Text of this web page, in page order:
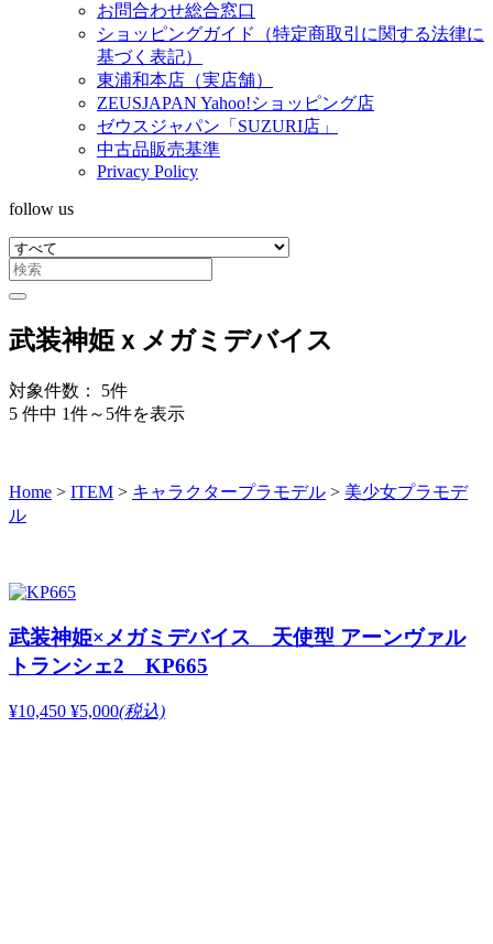
お問合わせ総合窓口
ショッピングガイド（特定商取引に関する法律に
基づく表記）
東浦和本店（実店舗）
ZEUSJAPAN Yahoo!ショッピング店
ゼウスジャパン「SUZURI店」
中古品販売基準
Privacy Policy
follow us
武装神姫ｘメガミデバイス
対象件数： 5件
5 件中 1件～5件を表示
Home > ITEM > キャラクタープラモデル > 美少女プラモデ
ル
武装神姫×メガミデバイス 天使型 アーンヴァル
トランシェ2 KP665
¥10,450 ¥5,000(税込)